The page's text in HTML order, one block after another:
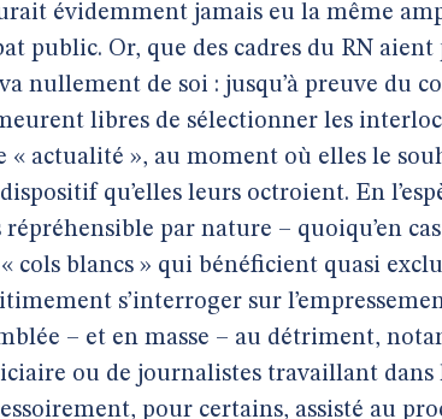
évidemment jamais eu la même
public. Or, que des cadres du RN
nullement de soi : jusqu’à preuve du
libres de sélectionner les
« actualité », au moment où elles le
qu’elles leurs octroient. En
répréhensible par nature – quoiqu’en
cols blancs » qui bénéficient quasi
s’interroger sur
– et en masse – au détriment,
ou de journalistes travaillant dans
pour certains, assisté au